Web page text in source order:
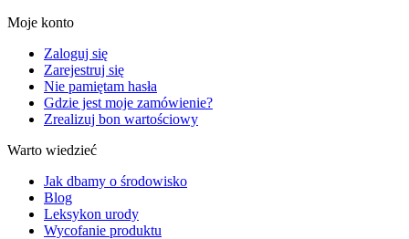
Moje konto
Zaloguj się
Zarejestruj się
Nie pamiętam hasła
Gdzie jest moje zamówienie?
Zrealizuj bon wartościowy
Warto wiedzieć
Jak dbamy o środowisko
Blog
Leksykon urody
Wycofanie produktu